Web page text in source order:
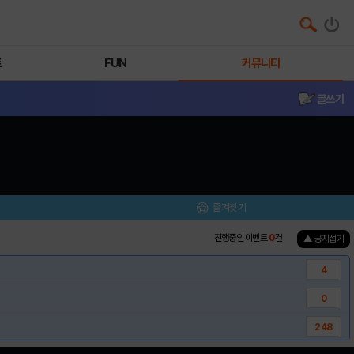
FUN 커뮤니티
글쓰기
즐겨찾기
진행중인 이벤트0건 ▲ 공지접기
4
0
248